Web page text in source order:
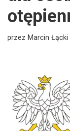
przez Marcin Łącki